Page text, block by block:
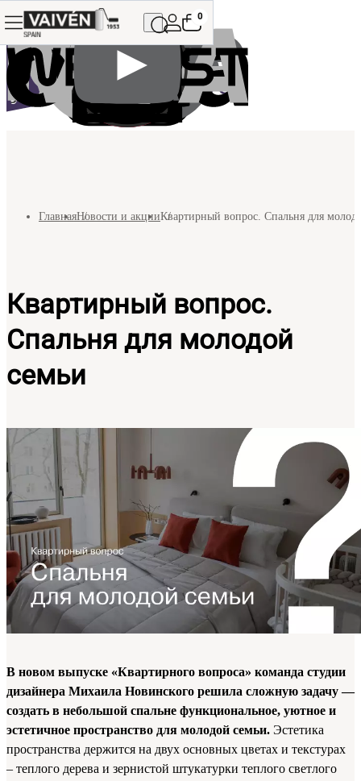
0
ГлавнаяНовости и акцииКвартирный вопрос. Спальня для
Квартирный вопрос.
Спальня для молодой
семьи
В новом выпуске «Квартирного вопроса» команда студии
дизайнера Михаила Новинского решила сложную задачу —
создать в небольшой спальне функциональное, уютное и
эстетичное пространство для молодой семьи. Эстетика
пространства держится на двух основных цветах и текстурах
– теплого дерева и зернистой штукатурки теплого светлого